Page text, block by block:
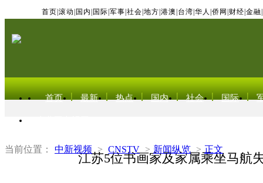
首页 滚动 国内 国际 军事 社会 地方 港澳 台湾 华人 侨网 财经 金融
首页 最新 热点 国内 社会 国际
当前位置： 中新视频 > CNSTV > 新闻纵览 > 正文
江苏5位书画家及家属乘坐马航